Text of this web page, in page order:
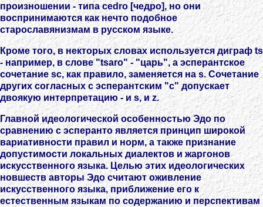
произношении - типа cedro [чедро], но они
воспринимаются как нечто подобное
старославянизмам в русском языке.
Кроме того, в некторых словах используется диграф ts
- например, в слове "tsaro" - "царь", а эсперантское
сочетание sc, как правило, заменяется на s. Сочетание
других согласных с эсперантским "c" допускает
двоякую интерпретацию - и s, и z.
Главной идеологической особенностью Эдо по
сравнению с эсперанто является принцип широкой
вариативности правил и норм, а также признание
допустимости локальных диалектов и жаргонов
искусственного языка. Целью этих идеологических
новшеств авторы Эдо считают оживление
искусственного языка, приближение его к
естественным языкам по содержанию и перспективам